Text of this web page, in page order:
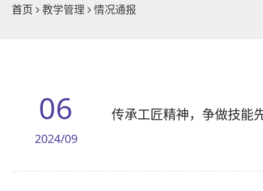
首页 教学管理 情况通报
06
2024/09
传承工匠精神，争做技